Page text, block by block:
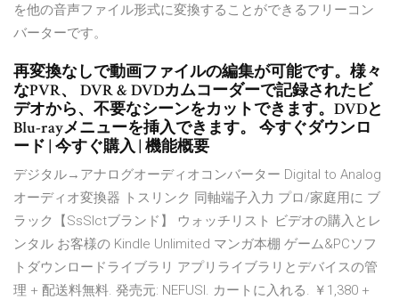
を他の音声ファイル形式に変換することができるフリーコン
バーターです。
再変換なしで動画ファイルの編集が可能です。様々
なPVR、 DVR & DVDカムコーダーで記録されたビ
デオから、不要なシーンをカットできます。DVDと
Blu-rayメニューを挿入できます。 今すぐダウンロ
ード | 今すぐ購入 | 機能概要
デジタル→アナログオーディオコンバーター Digital to Analog
オーディオ変換器 トスリンク 同軸端子入力 プロ/家庭用に ブ
ラック【SsSlctブランド】 ウォッチリスト ビデオの購入とレ
ンタル お客様の Kindle Unlimited マンガ本棚 ゲーム&PCソフ
トダウンロードライブラリ アプリライブラリとデバイスの管
理 + 配送料無料. 発売元: NEFUSI. カートに入れる. ￥1,380 +